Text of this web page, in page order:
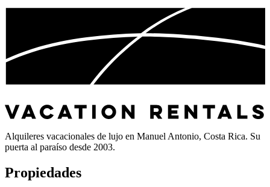
Alquileres vacacionales de lujo en Manuel Antonio, Costa Rica. Su
puerta al paraíso desde 2003.
Propiedades